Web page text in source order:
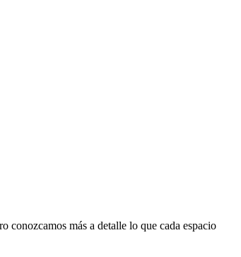
conozcamos más a detalle lo que cada espacio